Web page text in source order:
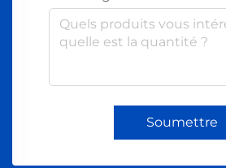
Soumettre